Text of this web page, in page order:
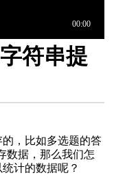
符串提
，比如多选题的答
数据，那么我们怎
计的数据呢？